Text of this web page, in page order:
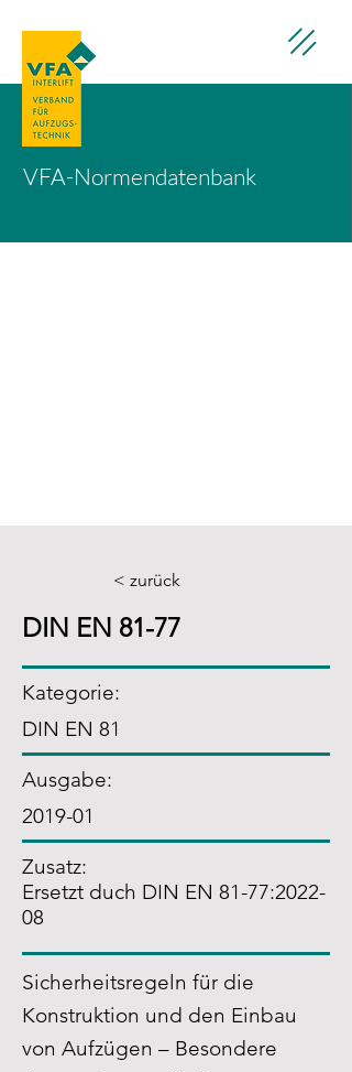
VFA-Normendatenbank
< zurück
DIN EN 81-77
Kategorie:
DIN EN 81
Ausgabe:
2019-01
Zusatz:
Ersetzt duch DIN EN 81-77:2022-
08
Sicherheitsregeln für die
Konstruktion und den Einbau
von Aufzügen – Besondere